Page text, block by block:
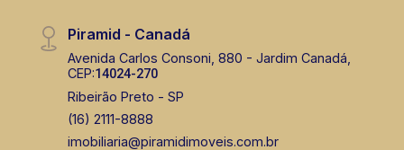
CORRETOR DE PLANTÃO
Piramid - Canadá
Avenida Carlos Consoni, 880 - Jardim Canadá,
CEP:14024-270
Ribeirão Preto - SP
(16) 2111-8888
imobiliaria@piramidimoveis.com.br